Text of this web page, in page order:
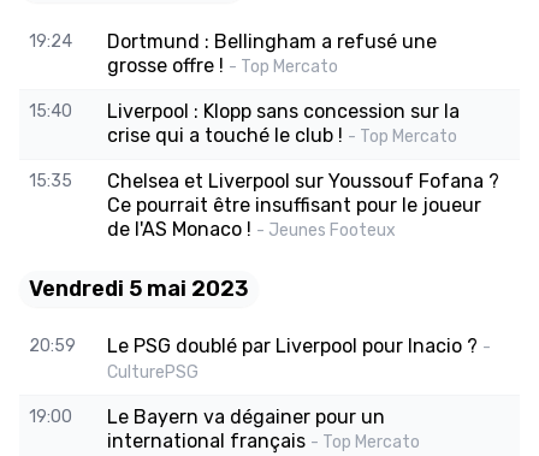
19:24
Dortmund : Bellingham a refusé une
grosse offre ! - Top Mercato
15:40
Liverpool : Klopp sans concession sur la
crise qui a touché le club ! - Top Mercato
15:35
Chelsea et Liverpool sur Youssouf Fofana ?
Ce pourrait être insuffisant pour le joueur
de l'AS Monaco ! - Jeunes Footeux
Vendredi 5 mai 2023
20:59 Le PSG doublé par Liverpool pour Inacio ? -
CulturePSG
19:00
Le Bayern va dégainer pour un
international français - Top Mercato